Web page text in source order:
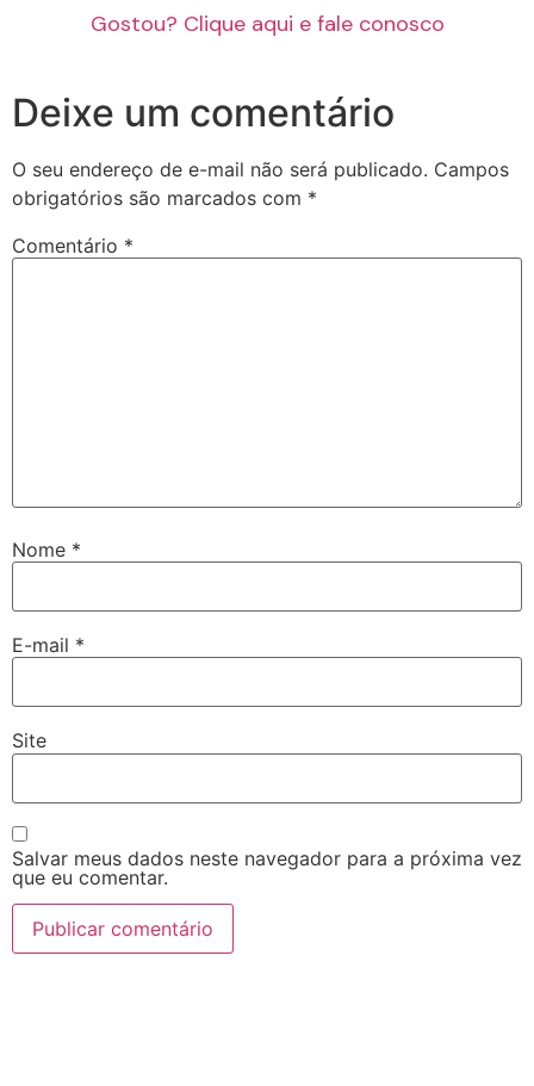
Gostou? Clique aqui e fale conosco
Deixe um comentário
O seu endereço de e-mail não será publicado. Campos
obrigatórios são marcados com *
Comentário *
Nome *
E-mail *
Site
Salvar meus dados neste navegador para a próxima vez
que eu comentar.